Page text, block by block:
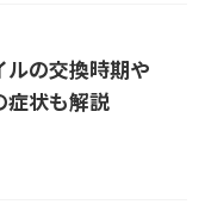
の交換時期や
症状も解説